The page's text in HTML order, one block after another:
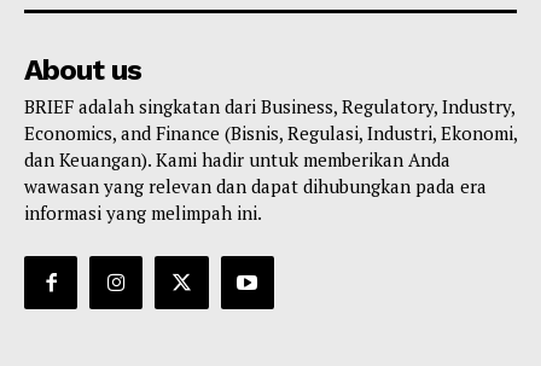
About us
BRIEF adalah singkatan dari Business, Regulatory, Industry,
Economics, and Finance (Bisnis, Regulasi, Industri, Ekonomi,
dan Keuangan). Kami hadir untuk memberikan Anda
wawasan yang relevan dan dapat dihubungkan pada era
informasi yang melimpah ini.